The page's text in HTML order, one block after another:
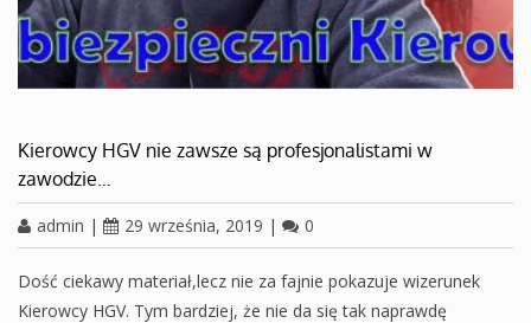
Kierowcy HGV nie zawsze są profesjonalistami w
zawodzie…
admin | 29 września, 2019 | 0
Dość ciekawy materiał,lecz nie za fajnie pokazuje wizerunek
Kierowcy HGV. Tym bardziej, że nie da się tak naprawdę